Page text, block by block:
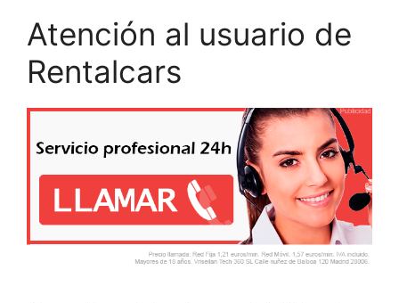
Atención al usuario de
Rentalcars